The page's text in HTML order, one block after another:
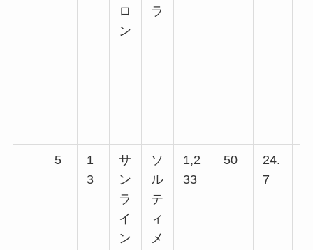
ロ
ン
ラ
5
1
3
サ
ン
ラ
イ
ン
ソ
ル
テ
ィ
メ
1,2
33
50
24.
7